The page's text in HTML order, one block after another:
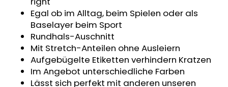
Egal ob im Alltag, beim Spielen oder als
Baselayer beim Sport
Rundhals-Auschnitt
Mit Stretch-Anteilen ohne Ausleiern
Aufgebügelte Etiketten verhindern Kratzen
Im Angebot unterschiedliche Farben
Lässt sich perfekt mit anderen unseren